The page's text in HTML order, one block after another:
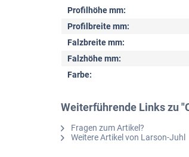
Profilhöhe mm:
Profilbreite mm:
Falzbreite mm:
Falzhöhe mm:
Farbe:
Weiterführende Links zu
Fragen zum Artikel?
Weitere Artikel von Larson-Juhl